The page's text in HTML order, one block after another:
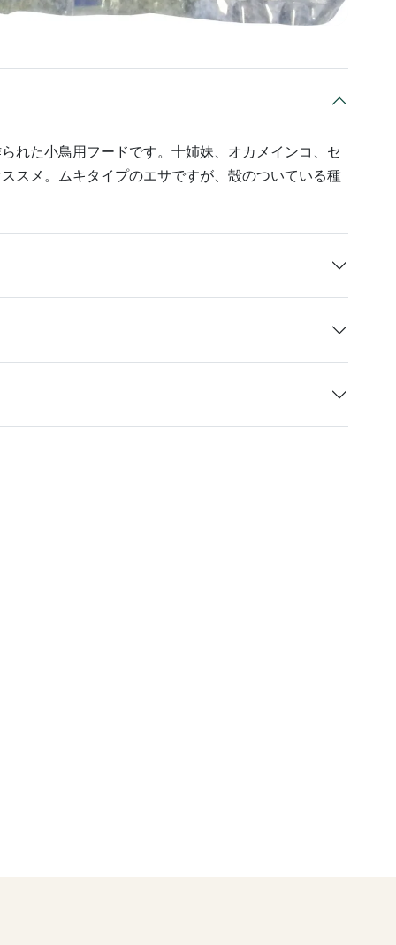
れた小鳥用フードです。十姉妹、オカメインコ、セ
スメ。ムキタイプのエサですが、殻のついている種